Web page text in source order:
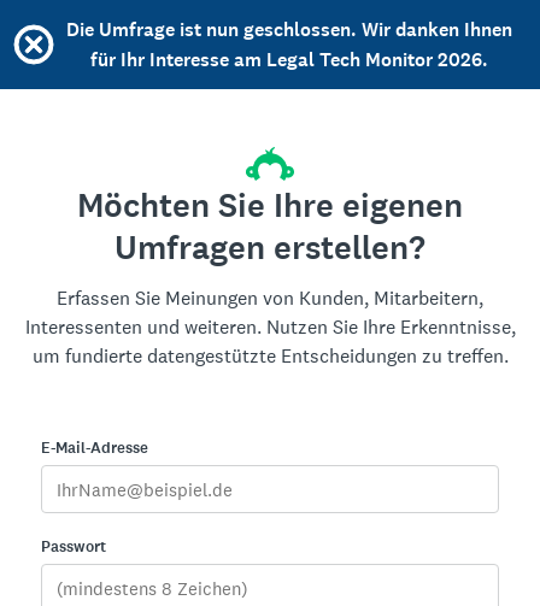
Die Umfrage ist nun geschlossen. Wir danken Ihnen
für Ihr Interesse am Legal Tech Monitor 2026.
Möchten Sie Ihre eigenen
Umfragen erstellen?
Erfassen Sie Meinungen von Kunden, Mitarbeitern,
Interessenten und weiteren. Nutzen Sie Ihre Erkenntnisse,
um fundierte datengestützte Entscheidungen zu treffen.
E-Mail-Adresse
Passwort